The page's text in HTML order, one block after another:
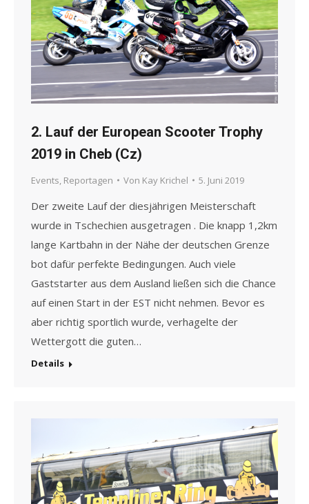
2. Lauf der European Scooter Trophy
2019 in Cheb (Cz)
Events, Reportagen Von Kay Krichel 5. Juni 2019
Der zweite Lauf der diesjährigen Meisterschaft
wurde in Tschechien ausgetragen . Die knapp 1,2km
lange Kartbahn in der Nähe der deutschen Grenze
bot dafür perfekte Bedingungen. Auch viele
Gaststarter aus dem Ausland ließen sich die Chance
auf einen Start in der EST nicht nehmen. Bevor es
aber richtig sportlich wurde, verhagelte der
Wettergott die guten…
Details